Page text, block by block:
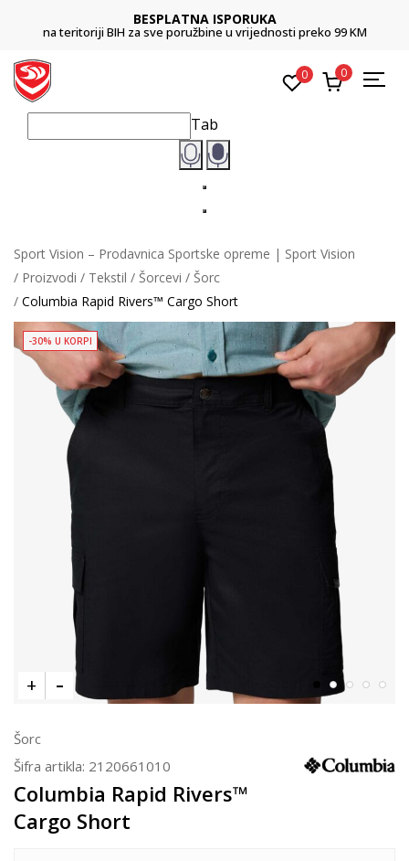
BESPLATNA ISPORUKA
na teritoriji BIH za sve poružbine u vrijednosti preko 99 KM
0 0
Tab
Sport Vision – Prodavnica Sportske opreme | Sport Vision
Proizvodi
Tekstil Šorcevi
Šorc
Columbia Rapid Rivers™ Cargo Short
-30% U KORPI
Šorc
Šifra artikla: 2120661010
Columbia Rapid Rivers™
Cargo Short